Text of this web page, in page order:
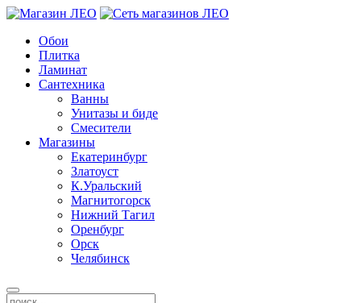
Обои
Плитка
Ламинат
Сантехника
Ванны
Унитазы и биде
Смесители
Магазины
Екатеринбург
Златоуст
К.Уральский
Магнитогорск
Нижний Тагил
Оренбург
Орск
Челябинск